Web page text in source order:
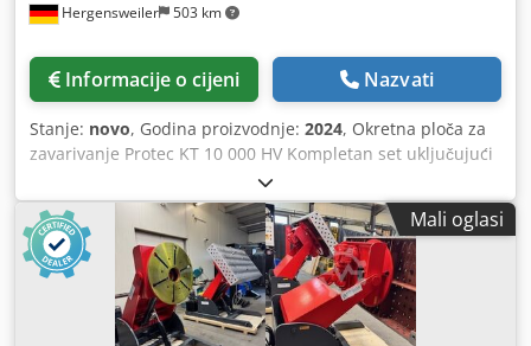
Hergensweiler 503 km
Informacije o cijeni Nazvati
Stanje: novo, Godina proizvodnje: 2024, Okretna ploča za
zavarivanje Protec KT 10 000 HV Kompletan set uključujući
ručni i dvostruki nožni daljinski upravljač Digitalni zaslon
za brzinu Hidrauličko podešavanje visine Raspon nagiba
od 0 do 130° Dimenzije: visina nagnuta min: 1080 mm
Dodpfxek S D N Ee Amxowa visina u nagibu max: 2200mm
horizontalna visina min: 1400mm Stezni disk promjera
2000 mm Duljina 3250 mm, širina 1780 mm Brzina od 0,05
do cca 0,6 okretaja u minuti.
Mali oglasi